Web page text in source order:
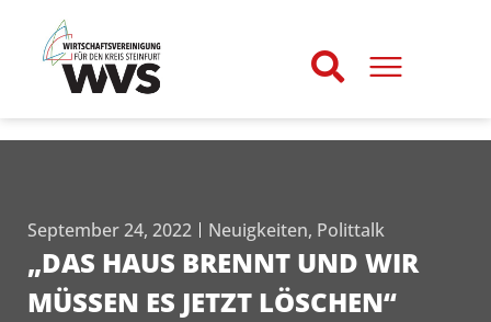
September 24, 2022 Neuigkeiten, Polittalk
„DAS HAUS BRENNT UND WIR
MÜSSEN ES JETZT LÖSCHEN“